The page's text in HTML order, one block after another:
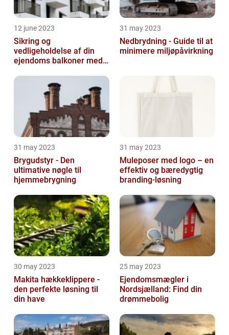
12 june 2023
Sikring og
vedligeholdelse af din
ejendoms balkoner med
31 may 2023
Nedbrydning - Guide til at
minimere miljøpåvirkning
31 may 2023
Brygudstyr - Den
ultimative nøgle til
hjemmebrygning
31 may 2023
Muleposer med logo – en
effektiv og bæredygtig
branding-løsning
30 may 2023
Makita hækkeklippere -
den perfekte løsning til
din have
25 may 2023
Ejendomsmægler i
Nordsjælland: Find din
drømmebolig